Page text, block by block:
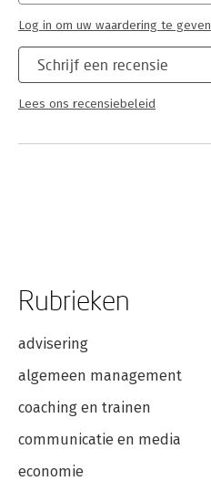
Schrijf een recensie
Lees ons recensiebeleid
Log in om uw waardering te geven
Rubrieken
advisering
algemeen management
coaching en trainen
communicatie en media
economie